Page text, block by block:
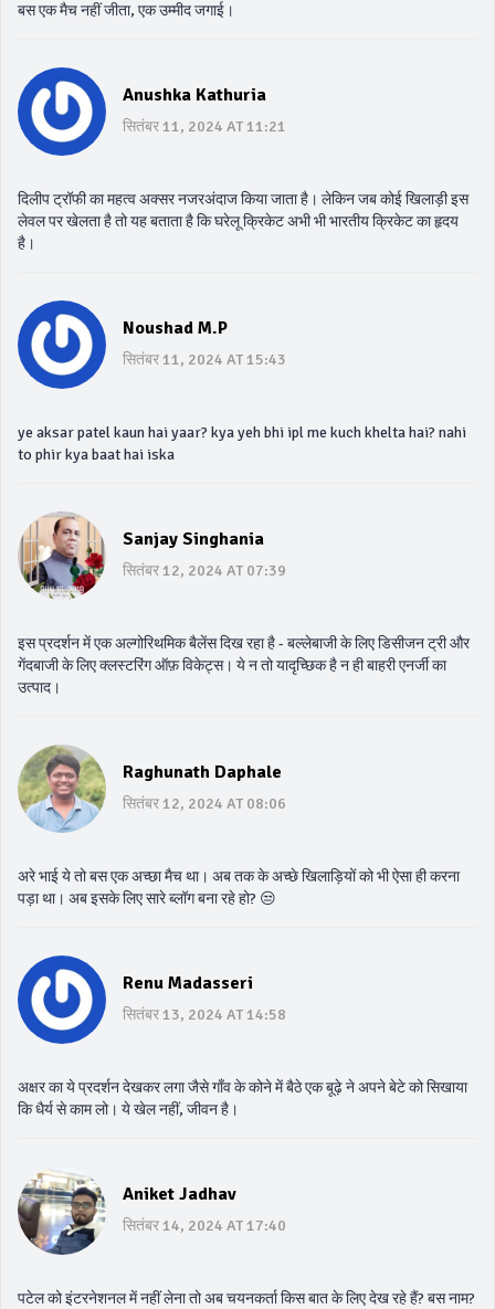
बस एक मैच नहीं जीता, एक उम्मीद जगाई।
Anushka Kathuria
सितंबर 11, 2024 AT 11:21
दिलीप ट्रॉफी का महत्व अक्सर नजरअंदाज किया जाता है। लेकिन जब कोई खिलाड़ी इस
लेवल पर खेलता है तो यह बताता है कि घरेलू क्रिकेट अभी भी भारतीय क्रिकेट का हृदय
है।
Noushad M.P
सितंबर 11, 2024 AT 15:43
ye aksar patel kaun hai yaar? kya yeh bhi ipl me kuch khelta hai? nahi
to phir kya baat hai iska
Sanjay Singhania
सितंबर 12, 2024 AT 07:39
इस प्रदर्शन में एक अल्गोरिथमिक बैलेंस दिख रहा है - बल्लेबाजी के लिए डिसीजन ट्री और
गेंदबाजी के लिए क्लस्टरिंग ऑफ़ विकेट्स। ये न तो यादृच्छिक है न ही बाहरी एनर्जी का
उत्पाद।
Raghunath Daphale
सितंबर 12, 2024 AT 08:06
अरे भाई ये तो बस एक अच्छा मैच था। अब तक के अच्छे खिलाड़ियों को भी ऐसा ही करना
पड़ा था। अब इसके लिए सारे ब्लॉग बना रहे हो? 😒
Renu Madasseri
सितंबर 13, 2024 AT 14:58
अक्षर का ये प्रदर्शन देखकर लगा जैसे गाँव के कोने में बैठे एक बूढ़े ने अपने बेटे को सिखाया
कि धैर्य से काम लो। ये खेल नहीं, जीवन है।
Aniket Jadhav
सितंबर 14, 2024 AT 17:40
पटेल को इंटरनेशनल में नहीं लेना तो अब चयनकर्ता किस बात के लिए देख रहे हैं? बस नाम?